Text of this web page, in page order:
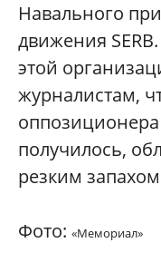
Навального
движения
этой
журналистам,
оппозиционера
получилось,
резким
Фото: «Мемориал»